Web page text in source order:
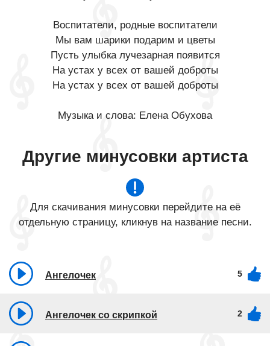
Воспитатели, родные воспитатели
Мы вам шарики подарим и цветы
Пусть улыбка лучезарная появится
На устах у всех от вашей доброты
На устах у всех от вашей доброты
Музыка и слова: Елена Обухова
Другие минусовки артиста
Для скачивания минусовки перейдите на её
отдельную страницу, кликнув на название песни.
Ангелочек 5
Ангелочек со скрипкой 2